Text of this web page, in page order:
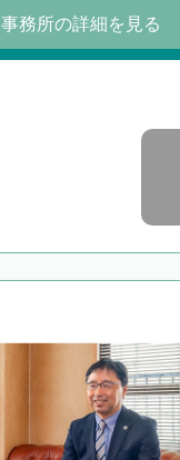
事務所の詳細を見る